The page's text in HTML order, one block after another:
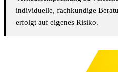
individuelle, fachkundige
erfolgt auf eigenes Risiko.